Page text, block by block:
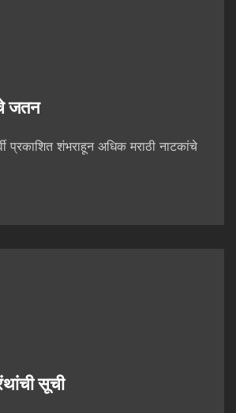
जतन
प्रकाशित शंभराहून अधिक मराठी नाटकांचे
सूची